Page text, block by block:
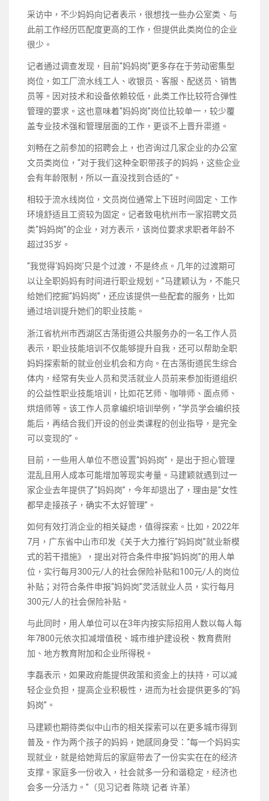
采访中，不少妈妈向记者表示，很想找一些办公室类、与
此前工作经历匹配度更高的工作，但提供此类岗位的企业
很少。
记者通过调查发现，目前“妈妈岗”更多存在于劳动密集型
岗位，如工厂流水线工人、收银员、客服、配送员、销售
员等。因对技术和设备依赖较低，此类工作比较符合弹性
管理的要求。这也意味着“妈妈岗”岗位比较单一，较少覆
盖专业技术强和管理层面的工作，更谈不上晋升渠道。
刘畅在之前参加的招聘会上，也咨询过几家企业的办公室
文员类岗位，“对于我们这种全职带孩子的妈妈，这些企业
会有年龄限制，所以一直没找到合适的”。
相较于流水线岗位，文员岗位通常上下班时间固定、工作
环境舒适且工资较为固定。记者致电杭州市一家招聘文员
类“妈妈岗”的企业，对方表示，该岗位要求求职者年龄不
超过35岁。
“我觉得‘妈妈岗’只是个过渡，不是终点。几年的过渡期可
以让全职妈妈有时间进行职业规划。”马建颖认为，不能只
给她们挖掘“妈妈岗”，还应该提供一些配套的服务，比如
通过培训提升她们的职业技能。
浙江省杭州市西湖区古荡街道公共服务办的一名工作人员
表示，职业技能培训不仅能够提升自我，还可以帮助全职
妈妈探索新的就业创业机会和方向。在古荡街道民生综合
体内，经常有失业人员和灵活就业人员前来参加街道组织
的公益性职业技能培训，比如花艺师、咖啡师、面点师、
烘焙师等。该工作人员拿编织培训举例，“学员学会编织技
能后，再结合我们开设的创业类课程的创业指导，是完全
可以变现的”。
目前，一些用人单位不愿设置“妈妈岗”，是出于担心管理
混乱且用人成本可能增加等现实考量。马建颖就遇到过一
家企业去年提供了“妈妈岗”，今年却退出了，理由是“女性
都早走接孩子，确实不太好管理”。
如何有效打消企业的相关疑虑，值得探索。比如，2022年
7月，广东省中山市印发《关于大力推行“妈妈岗”就业新模
式的若干措施》，提出对符合条件申报“妈妈岗”的用人单
位，实行每月300元/人的社会保险补贴和100元/人的岗位
补贴；对符合条件申报“妈妈岗”灵活就业人员，实行每月
300元/人的社会保险补贴。
与此同时，用人单位可以在3年内按实际招用人数以每人每
年7800元依次扣减增值税、城市维护建设税、教育费附
加、地方教育附加和企业所得税。
李磊表示，如果政府能提供政策和资金上的扶持，可以减
轻企业负担，提高企业积极性，进而为社会提供更多的“妈
妈岗”。
马建颖也期待类似中山市的相关探索可以在更多城市得到
普及。作为两个孩子的妈妈，她感同身受：“每一个妈妈实
现就业，就是给她背后的家庭带去了一份实实在在的经济
支撑。家庭多一份收入，社会就多一分和谐稳定，经济也
会多一分活力。”（见习记者 陈晓 记者 许革）